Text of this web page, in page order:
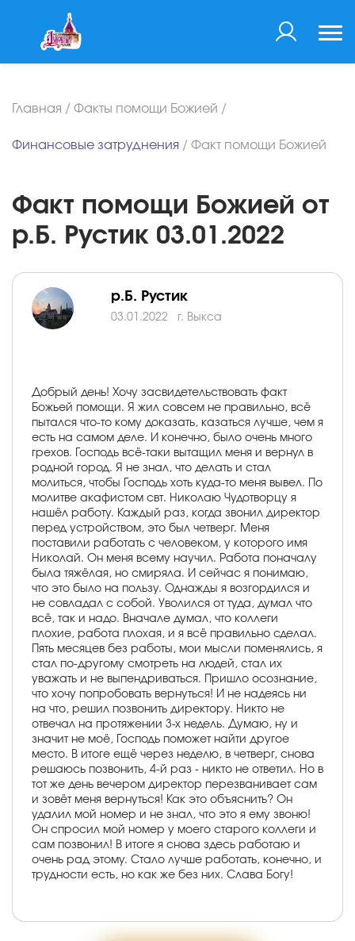
Главная / Факты помощи Божией /
Финансовые затруднения / Факт помощи Божией
Факт помощи Божией от
р.Б. Рустик 03.01.2022
р.Б. Рустик
03.01.2022 г. Выкса
Добрый день! Хочу засвидетельствовать факт
Божьей помощи. Я жил совсем не правильно, всё
пытался что-то кому доказать, казаться лучше, чем я
есть на самом деле. И конечно, было очень много
грехов. Господь всё-таки вытащил меня и вернул в
родной город. Я не знал, что делать и стал
молиться, чтобы Господь хоть куда-то меня вывел. По
молитве акафистом свт. Николаю Чудотворцу я
нашёл работу. Каждый раз, когда звонил директор
перед устройством, это был четверг. Меня
поставили работать с человеком, у которого имя
Николай. Он меня всему научил. Работа поначалу
была тяжёлая, но смиряла. И сейчас я понимаю,
что это было на пользу. Однажды я возгордился и
не совладал с собой. Уволился от туда, думал что
всё, так и надо. Вначале думал, что коллеги
плохие, работа плохая, и я всё правильно сделал.
Пять месяцев без работы, мои мысли поменялись, я
стал по-другому смотреть на людей, стал их
уважать и не выпендриваться. Пришло осознание,
что хочу попробовать вернуться! И не надеясь ни
на что, решил позвонить директору. Никто не
отвечал на протяжении 3-х недель. Думаю, ну и
значит не моё, Господь поможет найти другое
место. В итоге ещё через неделю, в четверг, снова
решаюсь позвонить, 4-й раз - никто не ответил. Но в
тот же день вечером директор перезванивает сам
и зовёт меня вернуться! Как это объяснить? Он
удалил мой номер и не знал, что это я ему звоню!
Он спросил мой номер у моего старого коллеги и
сам позвонил! В итоге я снова здесь работаю и
очень рад этому. Стало лучше работать, конечно, и
трудности есть, но как же без них. Слава Богу!